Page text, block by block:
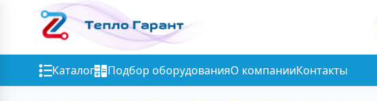
Каталог Подбор оборудованияО компанииКонтакты